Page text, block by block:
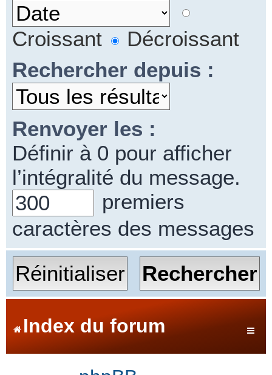
Croissant
Décroissant
Rechercher depuis :
Renvoyer les :
Définir à 0 pour afficher
l’intégralité du message.
premiers
caractères des messages
Index du forum